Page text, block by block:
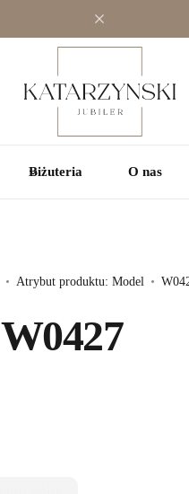
Biżuteria O nas
Atrybut produktu: Model
W0427